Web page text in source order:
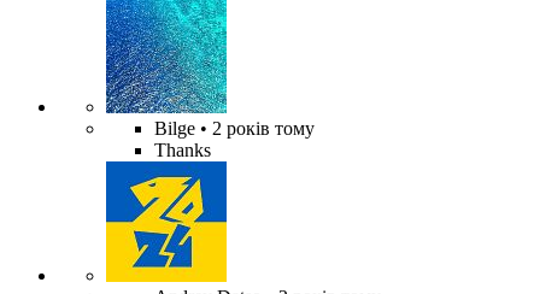
Bilge • 2 років тому
Thanks